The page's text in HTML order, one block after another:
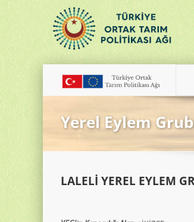
Yerel Eylem
LALELİ YEREL EYLEM